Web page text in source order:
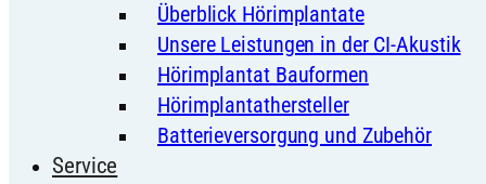
Überblick Hörimplantate
Unsere Leistungen in der CI-Akustik
Hörimplantat Bauformen
Hörimplantathersteller
Batterieversorgung und Zubehör
Service